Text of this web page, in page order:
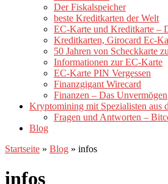
Der Fiskalspeicher
beste Kreditkarten der Welt
EC-Karte und Kreditkarte –
Kreditkarten, Girocard Ec-
50 Jahren von Scheckkarte
Informationen zur EC-Karte
EC-Karte PIN Vergessen
Finanzgigant Wirecard
Finanzen – Das Unvermögen
Kryptomining mit Spezialisten aus
Fragen und Antworten –
Blog
Startseite » Blog » infos
infos